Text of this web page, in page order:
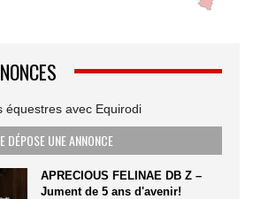
équestres avec Equirodi
DÉPOSE UNE ANNONCE
APRECIOUS FELINAE DB Z –
Jument de 5 ans d'avenir!